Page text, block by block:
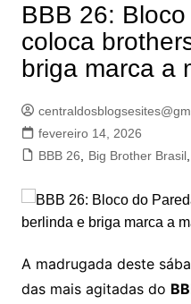
BBB 26:
coloca
briga marca a
fevereiro 14, 2026
BBB 26
Big Brother Brasil,
A madrugada deste
das mais agitadas do